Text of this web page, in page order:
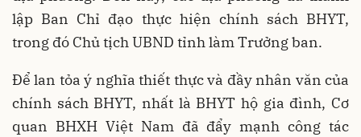
lập Ban Chỉ đạo thực hiện chính sách BHYT,
trong đó Chủ tịch UBND tỉnh làm Trưởng ban.
Để lan tỏa ý nghĩa thiết thực và đầy nhân văn của
chính sách BHYT, nhất là BHYT hộ gia đình, Cơ
quan BHXH Việt Nam đã đẩy mạnh công tác